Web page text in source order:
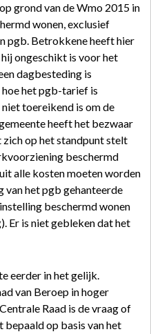
grond van de Wmo 2015 in
wonen, exclusief
pgb. Betrokkene heeft hier
ongeschikt is voor het
dagbesteding is
het pgb-tarief is
toereikend is om de
heeft het bezwaar
op het standpunt stelt
beschermd
alle kosten moeten worden
van het pgb gehanteerde
beschermd wonen
Er is niet gebleken dat het
eerder in het gelijk.
van Beroep in hoger
Raad is de vraag of
op basis van het